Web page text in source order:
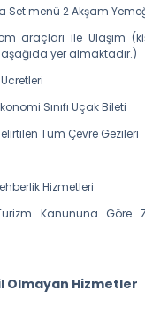
Set menü 2 Akşam
araçları ile Ulaşım
yer almaktadır.)
Sınıfı Uçak Bileti
Tüm Çevre Gezileri
Hizmetleri
Kanununa Göre
Olmayan Hizmetler